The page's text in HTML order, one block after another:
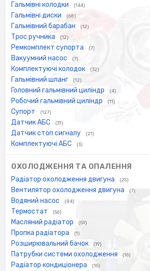
Гальмівні колодки (144)
Гальмівні диски (68)
Гальмівний барабан (12)
Трос ручника (12)
Ремкомплект супорта (7)
Вакуумний насос (7)
Комплектуючі колодок (32)
Гальмівний шланг (12)
Головний гальмівний циліндр (4)
Робочий гальмівний циліндр (11)
Супорт (127)
Датчик АБС (31)
Датчик стоп сигналу (21)
Комплектуючі АБС (3)
ОХОЛОДЖЕННЯ ТА ОПАЛЕННЯ
Радіатор охолодження двигуна (25)
Вентилятор охолодження двигуна (7)
Водяний насос (84)
Термостат (56)
Масляний радіатор (59)
Пропка радіатора (1)
Розширювальний бачок (19)
Патрубки системи охолодження (16)
Радіатор кондиціонера (16)